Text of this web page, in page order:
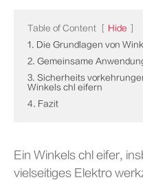
Table of Content Hide
1. Die Grundlagen von
2. Gemeinsame
3. Sicherheits
Winkels chl eifern
4. Fazit
Ein Winkels chl eifer,
vielseitiges Elektro